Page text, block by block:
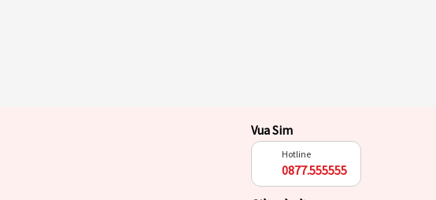
Vua Sim
Hotline
0877.555555